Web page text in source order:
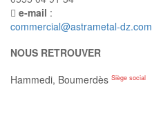
e-mail :
commercial@astrametal-dz.com
NOUS RETROUVER
Hammedi, Boumerdès Siège social